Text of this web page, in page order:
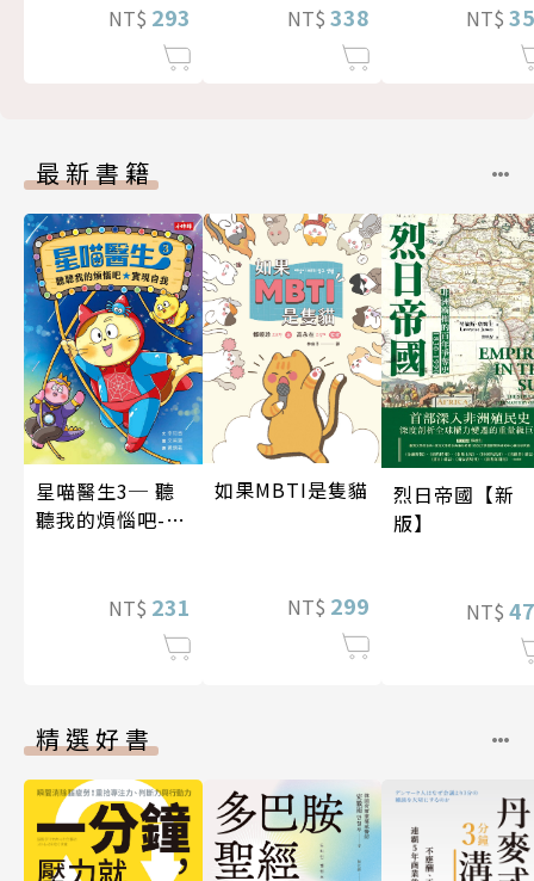
NT$ 293 NT$ 338 NT$
最新書籍
星喵醫生3─ 聽
聽我的煩惱吧-實
NT$ 231
如果MBTI是隻貓
NT$ 299
烈日帝國【新
版】
NT$
精選好書